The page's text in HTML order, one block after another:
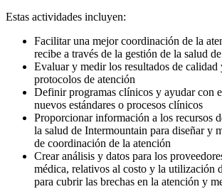
Estas actividades incluyen:
Facilitar una mejor coordinación de la
recibe a través de la gestión de la salud
Evaluar y medir los resultados de calidad
protocolos de atención
Definir programas clínicos y ayudar con
nuevos estándares o procesos clínicos
Proporcionar información a los recursos
la salud de Intermountain para diseñar y
de coordinación de la atención
Crear análisis y datos para los
médica, relativos al costo y la utilización
para cubrir las brechas en la atención y